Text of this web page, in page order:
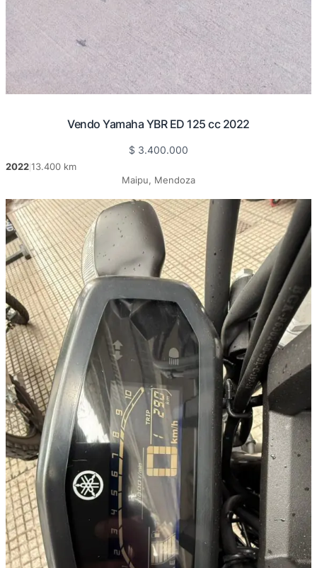
Vendo Yamaha YBR ED 125 cc 2022
$ 3.400.000
202213.400 km
Maipu, Mendoza